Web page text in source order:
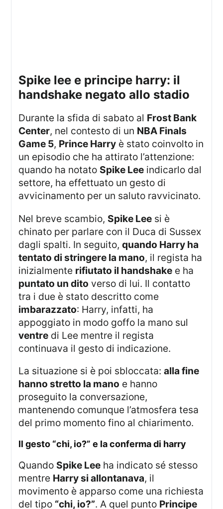
spike lee e principe harry: il
handshake negato allo stadio
Durante la sfida di sabato al Frost Bank
Center, nel contesto di un NBA Finals
Game 5, Prince Harry è stato coinvolto in
un episodio che ha attirato l’attenzione:
quando ha notato Spike Lee indicarlo dal
settore, ha effettuato un gesto di
avvicinamento per un saluto ravvicinato.
Nel breve scambio, Spike Lee si è
chinato per parlare con il Duca di Sussex
dagli spalti. In seguito,quando Harry ha
tentato di stringere la mano, il regista ha
inizialmente rifiutato il handshake e ha
puntato un dito verso di lui. Il contatto
tra i due è stato descritto come
imbarazzato: Harry, infatti, ha
appoggiato in modo goffo la mano sul
ventre di Lee mentre il regista
continuava il gesto di indicazione.
La situazione si è poi sbloccata:alla fine
hanno stretto la mano e hanno
proseguito la conversazione,
mantenendo comunque l’atmosfera tesa
del primo momento fino al chiarimento.
il gesto “chi, io?” e la conferma di harry
Quando Spike Lee ha indicato sé stesso
mentre Harry si allontanava, il
movimento è apparso come una richiesta
del tipo “chi, io?”. A quel punto Principe